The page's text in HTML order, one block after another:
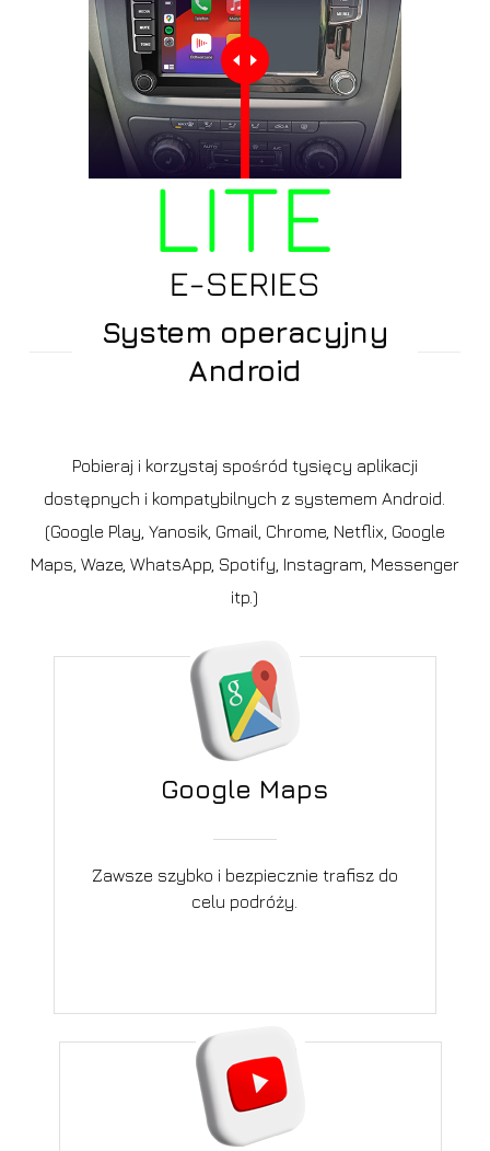
System operacyjny
Android
Pobieraj i korzystaj spośród tysięcy aplikacji
dostępnych i kompatybilnych z systemem Android.
(Google Play, Yanosik, Gmail, Chrome, Netflix, Google
Maps, Waze, WhatsApp, Spotify, Instagram, Messenger
itp.)
Google Maps
Zawsze szybko i bezpiecznie trafisz do
celu podróży.